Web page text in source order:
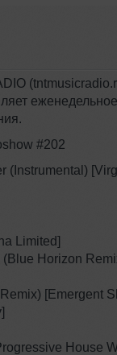
#202
(Instrumental)
Limited]
Horizon
[Emergent
House